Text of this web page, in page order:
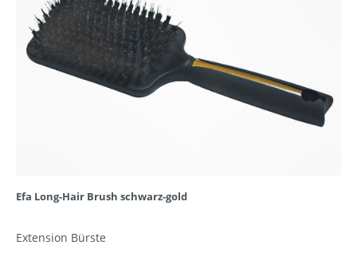
Efa Long-Hair Brush schwarz-gold
Extension Bürste